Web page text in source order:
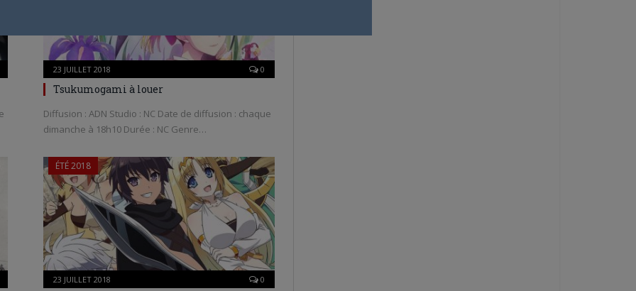
23 JUILLET 2018 0
Tsukumogami à louer
Diffusion : ADN Studio : NC Date de diffusion : chaque
dimanche à 18h10 Durée : NC Genre…
ÉTÉ 2018
23 JUILLET 2018 0